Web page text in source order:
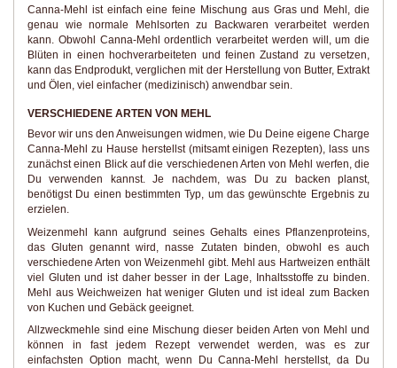
Canna-Mehl ist einfach eine feine Mischung aus Gras und Mehl, die
genau wie normale Mehlsorten zu Backwaren verarbeitet werden
kann. Obwohl Canna-Mehl ordentlich verarbeitet werden will, um die
Blüten in einen hochverarbeiteten und feinen Zustand zu versetzen,
kann das Endprodukt, verglichen mit der Herstellung von Butter, Extrakt
und Ölen, viel einfacher (medizinisch) anwendbar sein.
VERSCHIEDENE ARTEN VON MEHL
Bevor wir uns den Anweisungen widmen, wie Du Deine eigene Charge
Canna-Mehl zu Hause herstellst (mitsamt einigen Rezepten), lass uns
zunächst einen Blick auf die verschiedenen Arten von Mehl werfen, die
Du verwenden kannst. Je nachdem, was Du zu backen planst,
benötigst Du einen bestimmten Typ, um das gewünschte Ergebnis zu
erzielen.
Weizenmehl kann aufgrund seines Gehalts eines Pflanzenproteins,
das Gluten genannt wird, nasse Zutaten binden, obwohl es auch
verschiedene Arten von Weizenmehl gibt. Mehl aus Hartweizen enthält
viel Gluten und ist daher besser in der Lage, Inhaltsstoffe zu binden.
Mehl aus Weichweizen hat weniger Gluten und ist ideal zum Backen
von Kuchen und Gebäck geeignet.
Allzweckmehle sind eine Mischung dieser beiden Arten von Mehl und
können in fast jedem Rezept verwendet werden, was es zur
einfachsten Option macht, wenn Du Canna-Mehl herstellst, da Du